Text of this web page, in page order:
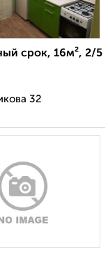
срок, 16м², 2/5
32